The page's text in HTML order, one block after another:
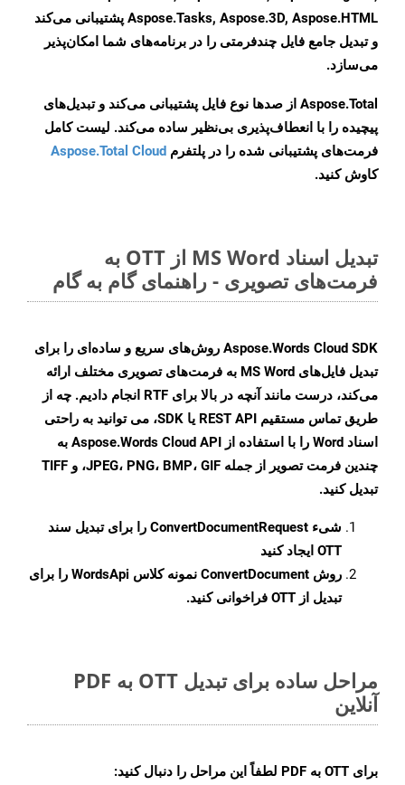
Aspose.Tasks, Aspose.3D, Aspose.HTML پشتیبانی می‌کند
و تبدیل جامع فایل چندفرمتی را در برنامه‌های شما امکان‌پذیر
می‌سازد.
Aspose.Total از صدها نوع فایل پشتیبانی می‌کند و تبدیل‌های
پیچیده را با انعطاف‌پذیری بی‌نظیر ساده می‌کند. لیست کامل
فرمت‌های پشتیبانی شده را در پلتفرم Aspose.Total Cloud
کاوش کنید.
تبدیل اسناد MS Word از OTT به
فرمت‌های تصویری - راهنمای گام به گام
Aspose.Words Cloud SDK روش‌های سریع و ساده‌ای را برای
تبدیل فایل‌های MS Word به فرمت‌های تصویری مختلف ارائه
می‌کند، درست مانند آنچه در بالا برای RTF انجام دادیم. چه از
طریق تماس مستقیم REST API یا SDK، می توانید به راحتی
اسناد Word را با استفاده از Aspose.Words Cloud API به
چندین فرمت تصویر از جمله JPEG، PNG، BMP، GIF، و TIFF
تبدیل کنید.
شیء ConvertDocumentRequest را برای تبدیل سند
OTT ایجاد کنید
روش ConvertDocument
نمونه کلاس WordsApi را برای
تبدیل از OTT فراخوانی کنید.
مراحل ساده برای تبدیل OTT به PDF
آنلاین
برای OTT به PDF لطفاً این مراحل را دنبال کنید: